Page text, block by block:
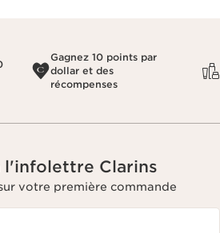
Gagnez 10 points par
dollar et des
récompenses
l'infolettre Clarins
votre première commande